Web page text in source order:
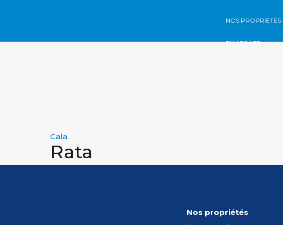
NOS PROPRIÉTÉS
EN / ES / FR
Cala
Rata
Nos propriétés